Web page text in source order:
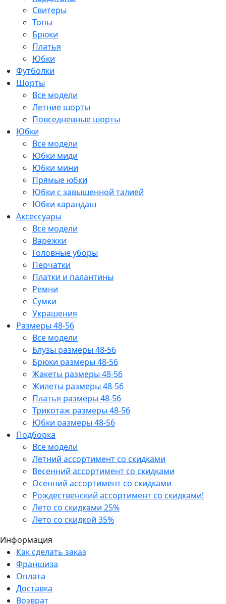
Свитеры
Топы
Брюки
Платья
Юбки
Футболки
Шорты
Все модели
Летние шорты
Повседневные шорты
Юбки
Все модели
Юбки миди
Юбки мини
Прямые юбки
Юбки с завышенной талией
Юбки карандаш
Аксессуары
Все модели
Варежки
Головные уборы
Перчатки
Платки и палантины
Ремни
Сумки
Украшения
Размеры 48-56
Все модели
Блузы размеры 48-56
Брюки размеры 48-56
Жакеты размеры 48-56
Жилеты размеры 48-56
Платья размеры 48-56
Трикотаж размеры 48-56
Юбки размеры 48-56
Подборка
Все модели
Летний ассортимент со скидками
Весенний ассортимент со скидками
Осенний ассортимент со скидками
Рождественский ассортимент со скидками!
Лето со скидками 25%
Лето со скидкой 35%
Информация
Как сделать заказ
Франшиза
Оплата
Доставка
Возврат